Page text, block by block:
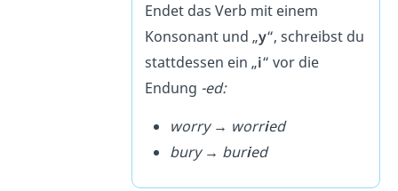
Endet das Verb mit einem
Konsonant und „y“, schreibst du
stattdessen ein „i“ vor die
Endung -ed:
worry → worried
bury → buried